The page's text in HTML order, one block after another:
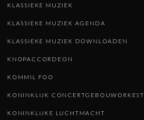
KLASSIEKE MUZIEK
KLASSIEKE MUZIEK AGENDA
KLASSIEKE MUZIEK DOWNLOADEN
KNOPACCORDEON
KOMMIL FOO
KONINKLIJK CONCERTGEBOUWORKEST
KONINKLIJKE LUCHTMACHT